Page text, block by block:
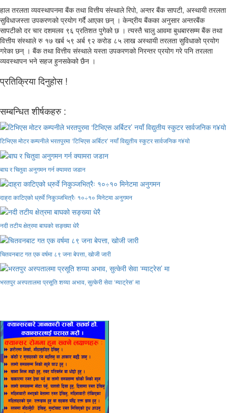
हाल तरलता व्यवस्थापनमा बैंक तथा वित्तीय संस्थाले रिपो, अन्तर बैंक सापटी, अस्थायी तरलता
सुविधाजस्ता उपकरणको प्रयोग गर्दै आएका छन् । केन्द्रीय बैंकका अनुसार अन्तरबैंक
सापटीको दर चार दशमलव ९६ प्रतिशत पुगेको छ । त्यस्तै चालु आवमा बुधबारसम्म बैंक तथा
वित्तीय संस्थाले रु १७ खर्ब ५९ अर्ब ९२ करोड ८५ लाख अस्थायी तरलता सुविधाको प्रयोग
गरेका छन् । बैंक तथा वित्तीय संस्थाले यस्ता उपकरणको निरन्तर प्रयोग गरे पनि तरलता
व्यवस्थापन भने सहज हुनसकेको छैन ।
प्रतिक्रिया दिनुहोस !
सम्बन्धित शीर्षकहरु :
टिभिएस मोटर कम्पनीले भरतपुरमा ‘टिभिएस अर्बिटर’ नयाँ विद्युतीय स्कुटर सार्वजनिक ग¥यो
बाघ र चितुवा अनुगमन गर्न क्यामरा जडान
दाह्रा काटिएको ध्रुर्वे निकुञ्जभित्रैः १०÷१० मिनेटमा अनुगमन
नदी तटीय क्षेत्रमा बाघको सङ्ख्या धेरै
चितवनबाट गत एक वर्षमा ८९ जना बेपत्ता, खोजी जारी
भरतपुर अस्पतालमा प्रसूति शय्या अभाव, सुत्केरी सेवा ‘म्याट्रेस’ मा